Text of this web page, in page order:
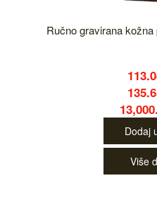
Ručno gravirana
Dodaj
Više